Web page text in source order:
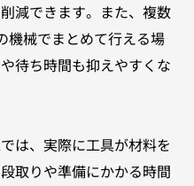
減できます。また、複数
機械でまとめて行える場
待ち時間も抑えやすくな
は、実際に工具が材料を
取りや準備にかかる時間